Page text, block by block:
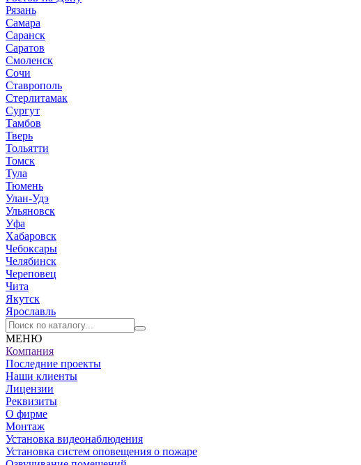
Рязань
Самара
Саранск
Саратов
Смоленск
Сочи
Ставрополь
Стерлитамак
Сургут
Тамбов
Тверь
Тольятти
Томск
Тула
Тюмень
Улан-Удэ
Ульяновск
Уфа
Хабаровск
Чебоксары
Челябинск
Череповец
Чита
Якутск
Ярославль
МЕНЮ
Компания
Последние проекты
Наши клиенты
Лицензии
Реквизиты
О фирме
Монтаж
Установка видеонаблюдения
Установка систем оповещения о пожаре